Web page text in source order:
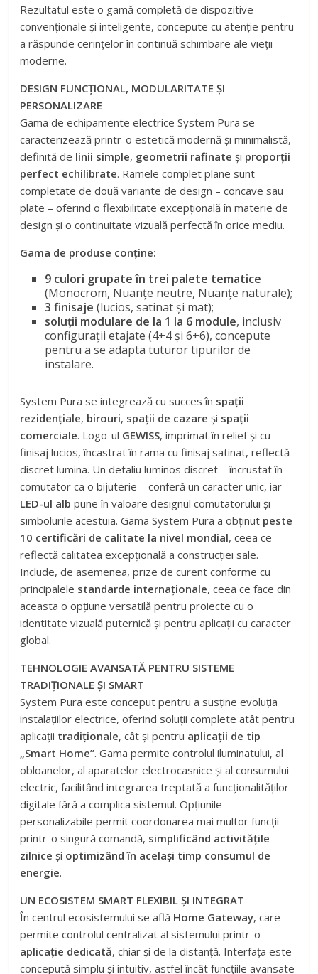
Rezultatul este o gamă completă de dispozitive
convenționale și inteligente, concepute cu atenție pentru
a răspunde cerințelor în continuă schimbare ale vieții
moderne.
DESIGN FUNCȚIONAL, MODULARITATE ȘI
PERSONALIZARE
Gama de echipamente electrice System Pura se
caracterizează printr-o estetică modernă și minimalistă,
definită de linii simple, geometrii rafinate și proporții
perfect echilibrate. Ramele complet plane sunt
completate de două variante de design – concave sau
plate – oferind o flexibilitate excepțională în materie de
design și o continuitate vizuală perfectă în orice mediu.
Gama de produse conține:
9 culori grupate în trei palete tematice
(Monocrom, Nuanțe neutre, Nuanțe naturale);
3 finisaje (lucios, satinat și mat);
soluții modulare de la 1 la 6 module, inclusiv
configurații etajate (4+4 și 6+6), concepute
pentru a se adapta tuturor tipurilor de
instalare.
System Pura se integrează cu succes în spații
rezidențiale, birouri, spații de cazareși spații
comerciale. Logo-ul GEWISS, imprimat în relief și cu
finisaj lucios, încastrat în rama cu finisaj satinat, reflectă
discret lumina. Un detaliu luminos discret – încrustat în
comutator ca o bijuterie – conferă un caracter unic, iar
LED-ul alb pune în valoare designul comutatorului și
simbolurile acestuia. Gama System Pura a obținut peste
10 certificări de calitate la nivel mondial, ceea ce
reflectă calitatea excepțională a construcției sale.
Include, de asemenea, prize de curent conforme cu
principalele standarde internaționale, ceea ce face din
aceasta o opțiune versatilă pentru proiecte cu o
identitate vizuală puternică și pentru aplicații cu caracter
global.
TEHNOLOGIE AVANSATĂ PENTRU SISTEME
TRADIȚIONALE ȘI SMART
System Pura este conceput pentru a susține evoluția
instalațiilor electrice, oferind soluții complete atât pentru
aplicații tradiționale, cât și pentru aplicații de tip
„Smart Home”. Gama permite controlul iluminatului, al
obloanelor, al aparatelor electrocasnice și al consumului
electric, facilitând integrarea treptată a funcționalităților
digitale fără a complica sistemul. Opțiunile
personalizabile permit coordonarea mai multor funcții
printr-o singură comandă, simplificând activitățile
zilnice și optimizând în același timp consumul de
energie.
UN ECOSISTEM SMART FLEXIBIL ȘI INTEGRAT
În centrul ecosistemului se află Home Gateway, care
permite controlul centralizat al sistemului printr-o
aplicație dedicată, chiar și de la distanță. Interfața este
concepută simplu și intuitiv, astfel încât funcțiile avansate